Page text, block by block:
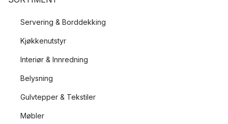
Servering & Borddekking
Kjøkkenutstyr
Interiør & Innredning
Belysning
Gulvtepper & Tekstiler
Møbler